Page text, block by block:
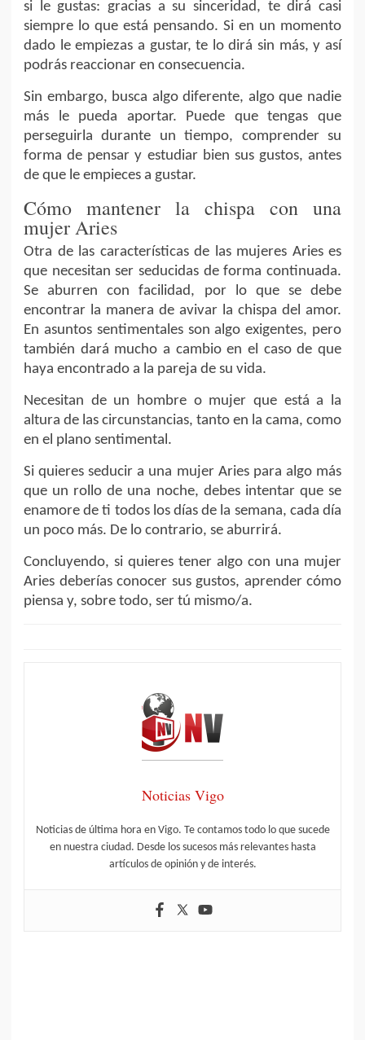
si le gustas: gracias a su sinceridad, te dirá casi
siempre lo que está pensando. Si en un momento
dado le empiezas a gustar, te lo dirá sin más, y así
podrás reaccionar en consecuencia.
Sin embargo, busca algo diferente, algo que nadie
más le pueda aportar. Puede que tengas que
perseguirla durante un tiempo, comprender su
forma de pensar y estudiar bien sus gustos, antes
de que le empieces a gustar.
Cómo mantener la chispa con una
mujer Aries
Otra de las características de las mujeres Aries es
que necesitan ser seducidas de forma continuada.
Se aburren con facilidad, por lo que se debe
encontrar la manera de avivar la chispa del amor.
En asuntos sentimentales son algo exigentes, pero
también dará mucho a cambio en el caso de que
haya encontrado a la pareja de su vida.
Necesitan de un hombre o mujer que está a la
altura de las circunstancias, tanto en la cama, como
en el plano sentimental.
Si quieres seducir a una mujer Aries para algo más
que un rollo de una noche, debes intentar que se
enamore de ti todos los días de la semana, cada día
un poco más. De lo contrario, se aburrirá.
Concluyendo, si quieres tener algo con una mujer
Aries deberías conocer sus gustos, aprender cómo
piensa y, sobre todo, ser tú mismo/a.
Noticias Vigo
Noticias de última hora en Vigo. Te contamos todo lo que sucede
en nuestra ciudad. Desde los sucesos más relevantes hasta
artículos de opinión y de interés.